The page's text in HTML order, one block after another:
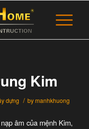
Kim
dựng / bymanhkhuong
âm của mệnh Kim,